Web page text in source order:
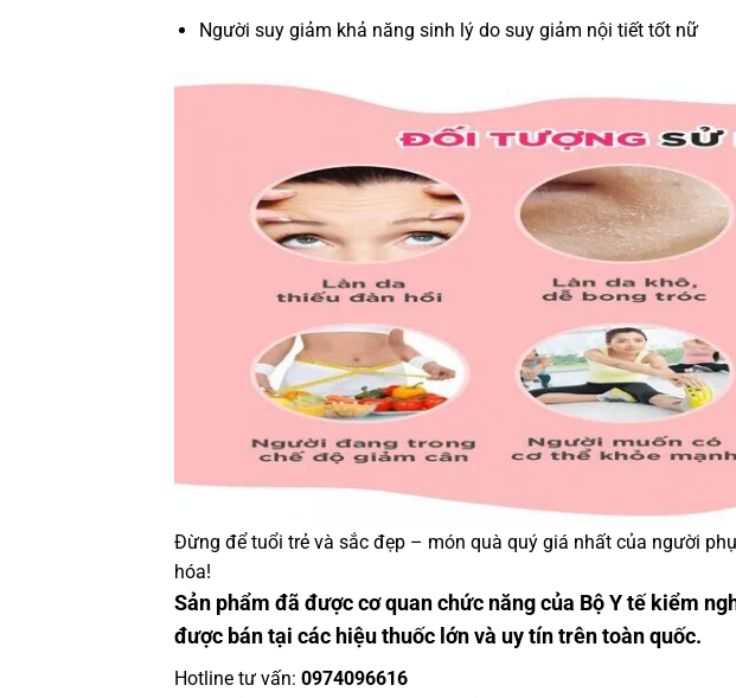
Người suy giảm khả năng sinh lý do suy giảm nội tiết tốt nữ
Đừng để tuổi trẻ và sắc đẹp – món quà quý giá nhất của người
hóa!
Sản phẩm đã được cơ quan chức năng của Bộ Y tế kiểm
được bán tại các hiệu thuốc lớn và uy tín trên toàn quốc.
Hotline tư vấn: 0974096616